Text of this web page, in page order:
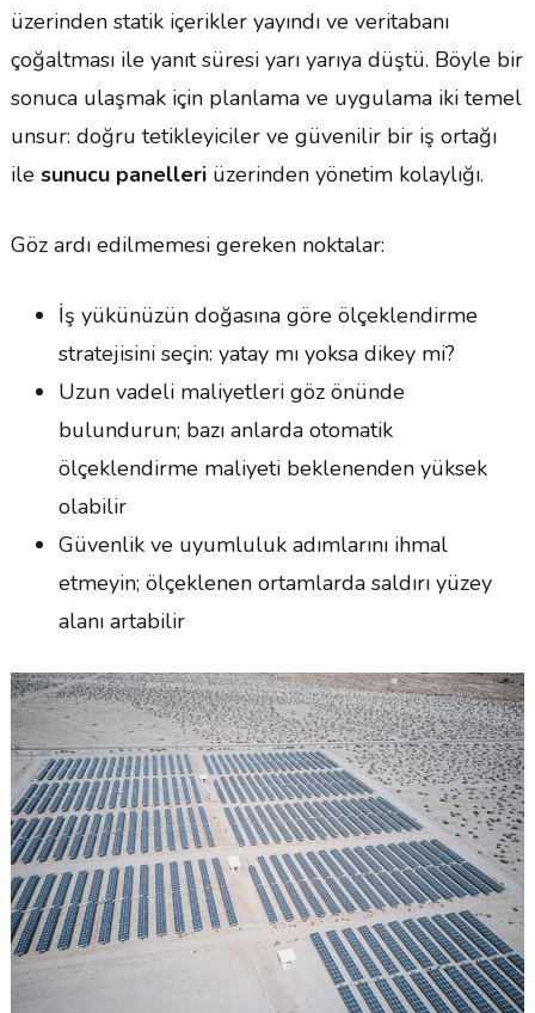
üzerinden statik içerikler yayındı ve veritabanı
çoğaltması ile yanıt süresi yarı yarıya düştü. Böyle bir
sonuca ulaşmak için planlama ve uygulama iki temel
unsur: doğru tetikleyiciler ve güvenilir bir iş ortağı
ile sunucu panelleriüzerinden yönetim kolaylığı.
Göz ardı edilmemesi gereken noktalar:
İş yükünüzün doğasına göre ölçeklendirme
stratejisini seçin: yatay mı yoksa dikey mi?
Uzun vadeli maliyetleri göz önünde
bulundurun; bazı anlarda otomatik
ölçeklendirme maliyeti beklenenden yüksek
olabilir
Güvenlik ve uyumluluk adımlarını ihmal
etmeyin; ölçeklenen ortamlarda saldırı yüzey
alanı artabilir